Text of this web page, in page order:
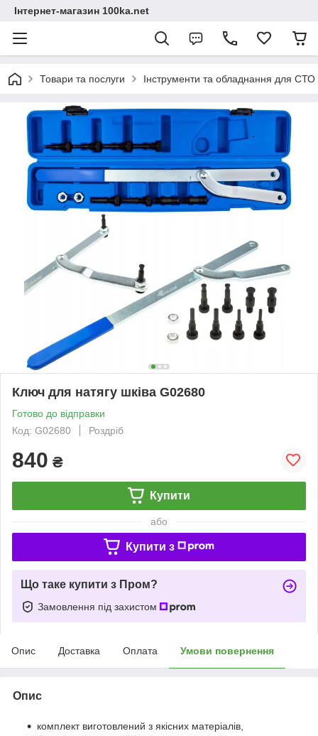
Інтернет-магазин 100ka.net
Товари та послуги Інструменти та обладнання для СТО
Ключ для натягу шківа G02680
Готово до відправки
Код: G02680
Роздріб
840 ₴
Купити
або
Купити з
Що таке купити з Пром?
Замовлення під захистом
Опис Доставка Оплата Умови повернення
Опис
комплект виготовлений з якісних матеріалів,